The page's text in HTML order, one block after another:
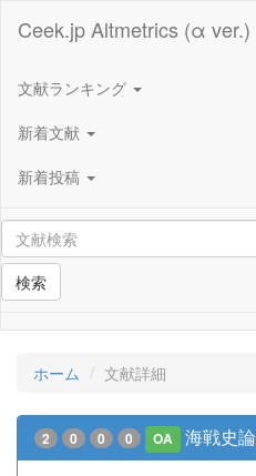
Ceek.jp Altmetrics (α ver.)
文献ランキング
新着文献
新着投稿
検索
ホーム 文献詳細
2 0 0 0 OA 海戦史論